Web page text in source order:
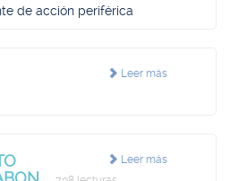
de acción periférica
Leer más
Leer más